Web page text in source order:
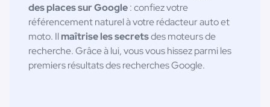
des places sur Google: confiez votre
référencement naturel à votre rédacteur auto et
moto. Ilmaîtrise les secretsdes moteurs de
recherche. Grâce à lui, vous vous hissez parmi les
premiers résultats des recherches Google.